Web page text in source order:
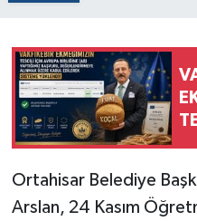
Ortahisar Belediye
Arslan, 24 Kasım